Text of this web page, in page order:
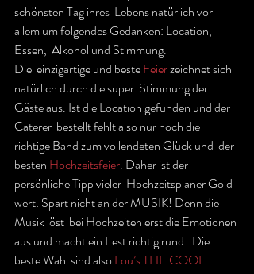
schönsten Tag ihres  Lebens natürlich vor
allem um folgendes Gedanken: Location,
Essen,  Alkohol und Stimmung.
Die  einzigartige und beste Feier zeichnet sich
natürlich durch die super  Stimmung der
Gäste aus. Ist die Location gefunden und der
Caterer  bestellt fehlt also nur noch die
richtige Band zum vollendeten Glück und  der
besten Hochzeitsfeier. Daher ist der
persönliche Tipp vieler  Hochzeitsplaner Gold
wert: Spart nicht an der MUSIK! Denn die
Musik löst  bei Hochzeiten erst die Emotionen
aus und macht ein Fest richtig rund.  Die
beste Wahl sind also Lou’s THE COOL